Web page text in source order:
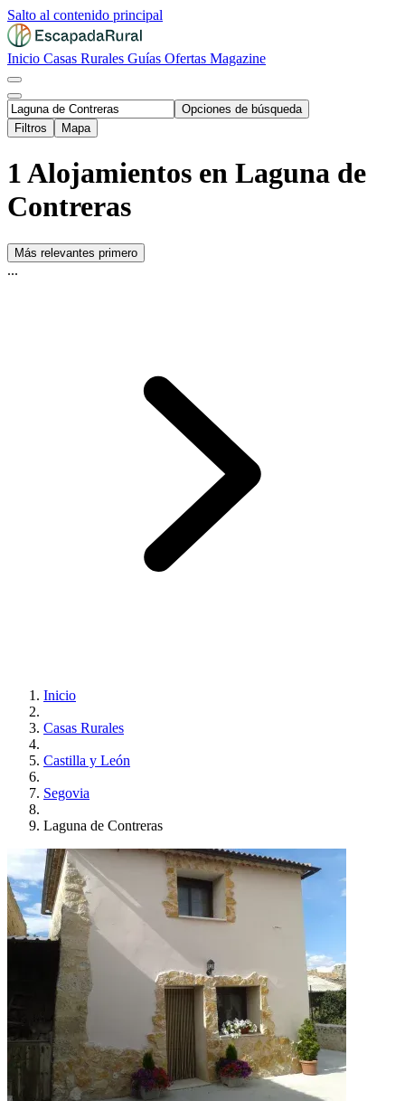
Salto al contenido principal
Inicio Casas Rurales Guías Ofertas Magazine
Opciones de búsqueda
Filtros
Mapa
1 Alojamientos en Laguna de
Contreras
Más relevantes primero
...
Inicio
Casas Rurales
Castilla y León
Segovia
Laguna de Contreras